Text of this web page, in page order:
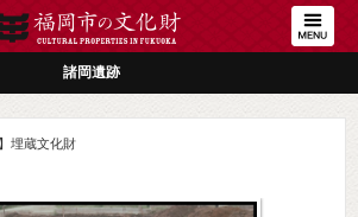
諸岡遺跡
埋蔵文化財